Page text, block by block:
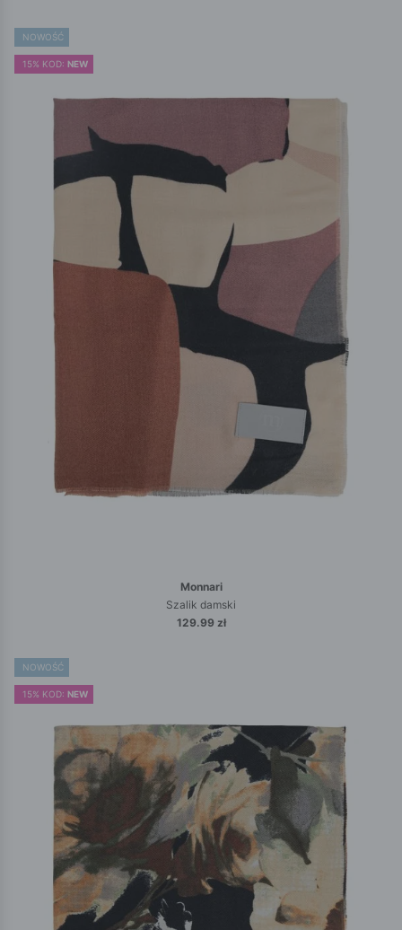
NOWOŚĆ
15% KOD: NEW
Monnari
Szalik damski
129.99 zł
NOWOŚĆ
15% KOD: NEW